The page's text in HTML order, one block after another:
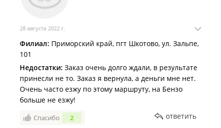
28 августа 2022 г.
Филиал: Приморский край, пгт Шкотово, ул. Зальпе,
101
Недостатки: Заказ очень долго ждали, в результате
принесли не то. Заказ я вернула, а деньги мне нет.
Очень часто езжу по этому маршруту, на Бензо
больше не езжу!
Спасибо 2 ответить